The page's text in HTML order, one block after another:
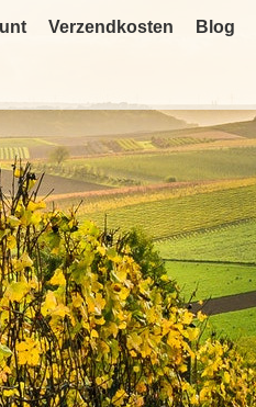
Verzendkosten Blog